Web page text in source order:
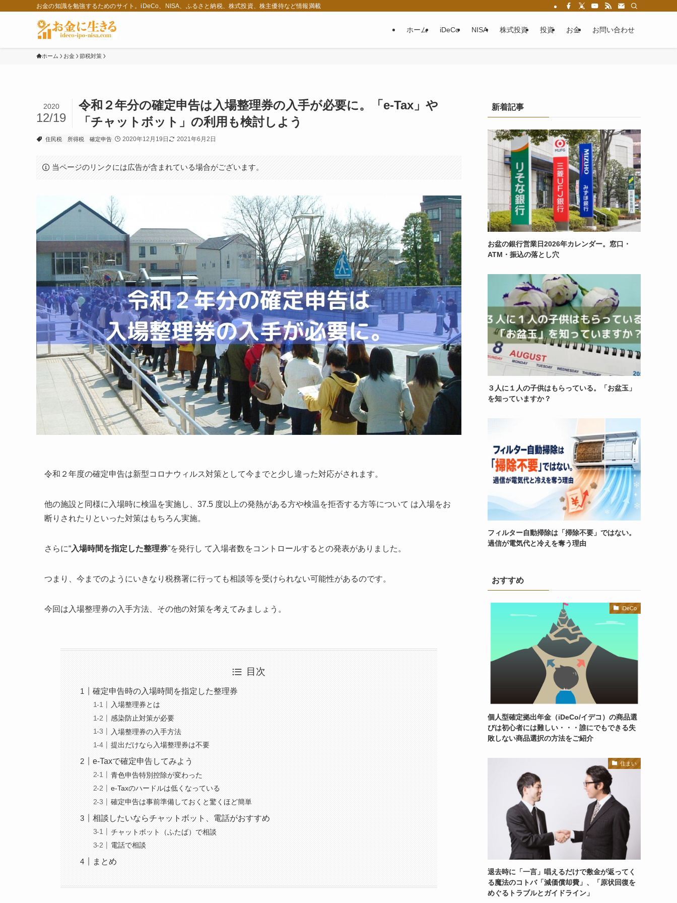
お金の知識を勉強するためのサイト。iDeCo、NISA、ふるさと納税、株式投資、株主優待など情報満載
ホーム iDeCo NISA 株式投資 投資 お金 お問い合わせ
ホーム お金 節税対策
令和２年分の確定申告は入場整理券の入手が必要に。「e-Tax」や
「チャットボット」の利用も検討しよう
2020
12/19
住民税 所得税 確定申告 2020年12月19日 2021年6月2日
当ページのリンクには広告が含まれている場合がございます。
令和２年度の確定申告は新型コロナウィルス対策として今までと少し違った対応がされます。
他の施設と同様に入場時に検温を実施し、37.5 度以上の発熱がある方や検温を拒否する方等について は入場をお
断りされたりといった対策はもちろん実施。
さらに“入場時間を指定した整理券”を発行し て入場者数をコントロールするとの発表がありました。
つまり、今までのようにいきなり税務署に行っても相談等を受けられない可能性があるのです。
今回は入場整理券の入手方法、その他の対策を考えてみましょう。
目次
確定申告時の入場時間を指定した整理券
入場整理券とは
感染防止対策が必要
入場整理券の入手方法
提出だけなら入場整理券は不要
e-Taxで確定申告してみよう
青色申告特別控除が変わった
e-Taxのハードルは低くなっている
確定申告は事前準備しておくと驚くほど簡単
相談したいならチャットボット、電話がおすすめ
チャットボット（ふたば）で相談
電話で相談
まとめ
新着記事
お盆の銀行営業日2026年カレンダー。窓口・
ATM・振込の落とし穴
３人に１人の子供はもらっている。「お盆玉」
を知っていますか？
フィルター自動掃除は「掃除不要」ではない。
過信が電気代と冷えを奪う理由
おすすめ
iDeCo
個人型確定拠出年金（iDeCo/イデコ）の商品選
びは初心者には難しい・・・誰にでもできる失
敗しない商品選択の方法をご紹介
住まい
退去時に「一言」唱えるだけで敷金が返ってく
る魔法のコトバ「減価償却費」、「原状回復を
めぐるトラブルとガイドライン」